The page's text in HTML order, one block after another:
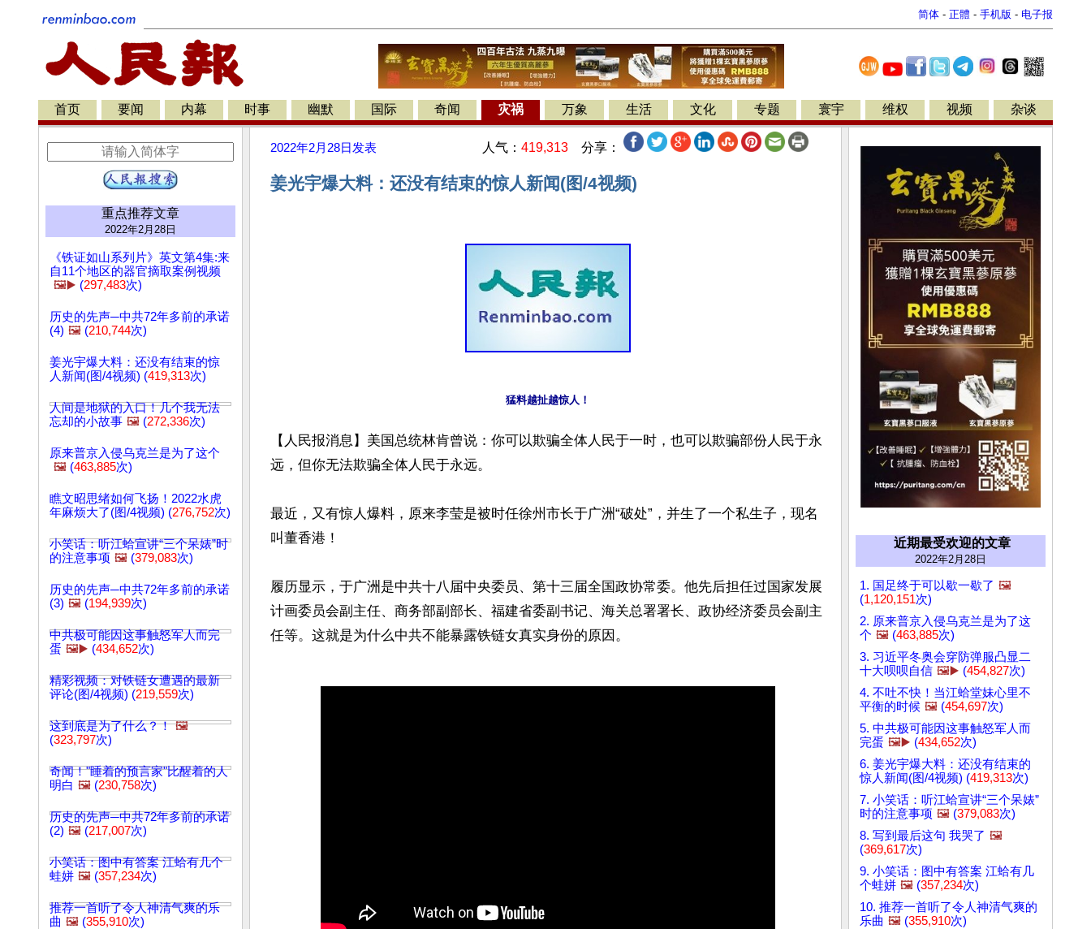
简体 - 正體 - 手机版 - 电子报
首页 要闻 内幕 时事 幽默 国际 奇闻 灾祸 万象 生活 文化 专题 寰宇 维权 视频 杂谈
重点推荐文章
2022年2月28日
《铁证如山系列片》英文第4集:来
自11个地区的器官摘取案例视频
🖼️▶️ (297,483次)
历史的先声─中共72年多前的承诺
(4) 🖼️ (210,744次)
姜光宇爆大料：还没有结束的惊
人新闻(图/4视频) (419,313次)
人间是地狱的入口！几个我无法
忘却的小故事 🖼️ (272,336次)
原来普京入侵乌克兰是为了这个
🖼️ (463,885次)
瞧文昭思绪如何飞扬！2022水虎
年麻烦大了(图/4视频) (276,752次)
小笑话：听江蛤宣讲“三个呆婊”时
的注意事项 🖼️ (379,083次)
历史的先声─中共72年多前的承诺
(3) 🖼️ (194,939次)
中共极可能因这事触怒军人而完
蛋 🖼️▶️ (434,652次)
精彩视频：对铁链女遭遇的最新
评论(图/4视频) (219,559次)
这到底是为了什么？！ 🖼️
(323,797次)
奇闻！"睡着的预言家"比醒着的人
明白 🖼️ (230,758次)
历史的先声─中共72年多前的承诺
(2) 🖼️ (217,007次)
小笑话：图中有答案 江蛤有几个
蛙姘 🖼️ (357,234次)
推荐一首听了令人神清气爽的乐
曲 🖼️ (355,910次)
2022年2月28日 发表 人气： 419,313 分享：
姜光宇爆大料：还没有结束的惊人新闻(图/4视频)
猛料越扯越惊人！
【人民报消息】美国总统林肯曾说：你可以欺骗全体人民于一时，也可以欺骗部份人民于永
远，但你无法欺骗全体人民于永远。
最近，又有惊人爆料，原来李莹是被时任徐州市长于广洲“破处”，并生了一个私生子，现名
叫董香港！
履历显示，于广洲是中共十八届中央委员、第十三届全国政协常委。他先后担任过国家发展
计画委员会副主任、商务部副部长、福建省委副书记、海关总署署长、政协经济委员会副主
任等。这就是为什么中共不能暴露铁链女真实身份的原因。
近期最受欢迎的文章
2022年2月28日
1. 国足终于可以歇一歇了 🖼️
(1,120,151次)
2. 原来普京入侵乌克兰是为了这
个 🖼️ (463,885次)
3. 习近平冬奥会穿防弹服凸显二
十大呗呗自信 🖼️▶️ (454,827次)
4. 不吐不快！当江蛤堂妹心里不
平衡的时候 🖼️ (454,697次)
5. 中共极可能因这事触怒军人而
完蛋 🖼️▶️ (434,652次)
6. 姜光宇爆大料：还没有结束的
惊人新闻(图/4视频) (419,313次)
7. 小笑话：听江蛤宣讲“三个呆婊”
时的注意事项 🖼️ (379,083次)
8. 写到最后这句 我哭了 🖼️
(369,617次)
9. 小笑话：图中有答案 江蛤有几
个蛙姘 🖼️ (357,234次)
10. 推荐一首听了令人神清气爽的
乐曲 🖼️ (355,910次)